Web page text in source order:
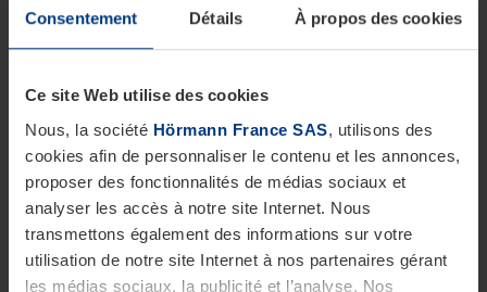
Consentement Détails À propos des cookies
Ce site Web utilise des cookies
Nous, la société Hörmann France SAS, utilisons des
cookies afin de personnaliser le contenu et les annonces,
proposer des fonctionnalités de médias sociaux et
analyser les accès à notre site Internet. Nous
transmettons également des informations sur votre
utilisation de notre site Internet à nos partenaires gérant
les médias sociaux, la publicité et l’analyse. Nos